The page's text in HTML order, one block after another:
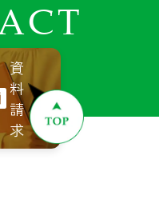
資
料
請
求